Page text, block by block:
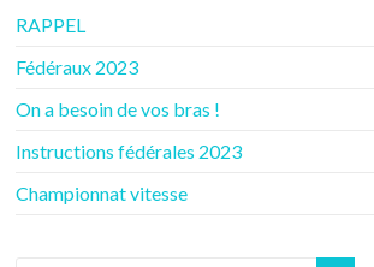
RAPPEL
Fédéraux 2023
On a besoin de vos bras !
Instructions fédérales 2023
Championnat vitesse